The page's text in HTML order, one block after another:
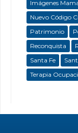
Imágenes
Nuevo Código
Patrimonio
Reconquista
Santa Fe
Terapia